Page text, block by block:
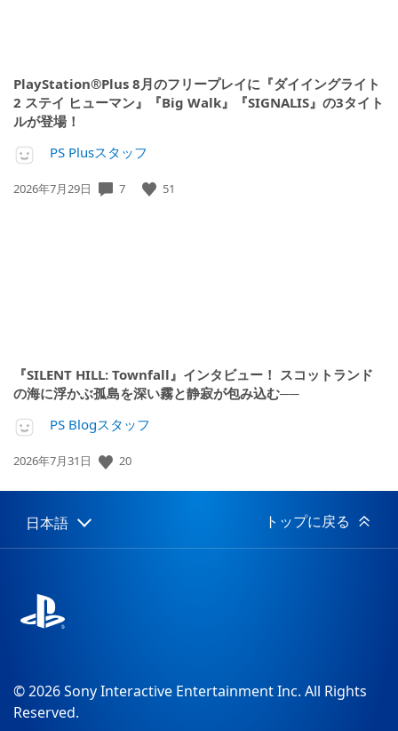
PlayStation®Plus 8月のフリープレイに『ダイイングライト
2 ステイ ヒューマン』『Big Walk』『SIGNALIS』の3タイト
ルが登場！
PS Plusスタッフ
公
2026年7月29日 7 51
『SILENT HILL: Townfall』インタビュー！ スコットランド
の海に浮かぶ孤島を深い霧と静寂が包み込む──
PS Blogスタッフ
公
日:
2026年7月31日 20
Select
a
Current
region:
日本語 トップに戻る
© 2026 Sony Interactive Entertainment Inc. All Rights
Reserved.